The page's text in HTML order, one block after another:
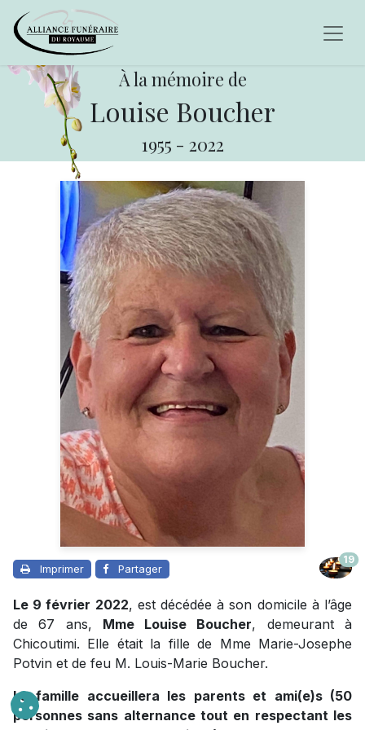
À la mémoire de
Louise Boucher
1955 - 2022
Imprimer Partager
19
Le 9 février 2022, est décédée à son domicile à l’âge
de 67 ans, Mme Louise Boucher, demeurant à
Chicoutimi. Elle était la fille de Mme Marie-Josephe
Potvin et de feu M. Louis-Marie Boucher.
La famille accueillera les parents et ami(e)s (50
personnes sans alternance tout en respectant les